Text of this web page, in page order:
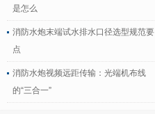
是怎么
消防水炮末端试水排水口径选型规范要
点
消防水炮视频远距传输：光端机布线
的“三合一”